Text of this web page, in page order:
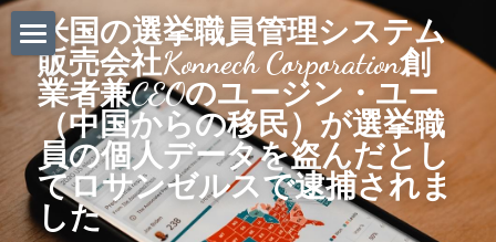
ホーム
Daily News
About Globalists
U.S. News
米国の選挙職員管理システム
販売会社Konnech Corporation創
業者兼CEOのユージン・ユー
（中国からの移民）が選挙職
員の個人データを盗んだとし
てロサンゼルスで逮捕されま
した